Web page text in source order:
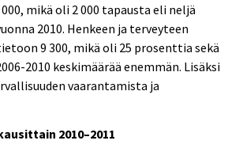
mikä oli 2 000 tapausta eli neljä
2010. Henkeen ja terveyteen
9 300, mikä oli 25 prosenttia sekä
2010 keskimäärää enemmän. Lisäksi
vaarantamista ja
2010–2011